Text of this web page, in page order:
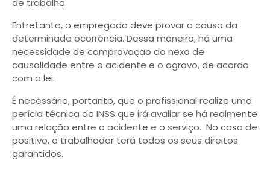
de trabalho.
Entretanto, o empregado deve provar a causa da
determinada ocorrência. Dessa maneira, há uma
necessidade de comprovação do nexo de
causalidade entre o acidente e o agravo, de acordo
com a lei.
É necessário, portanto, que o profissional realize uma
perícia técnica do INSS que irá avaliar se há realmente
uma relação entre o acidente e o serviço. No caso de
positivo, o trabalhador terá todos os seus direitos
garantidos.